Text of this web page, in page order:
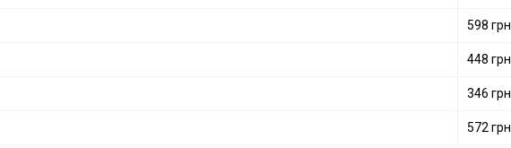
598 грн.
448 грн.
346 грн.
572 грн.